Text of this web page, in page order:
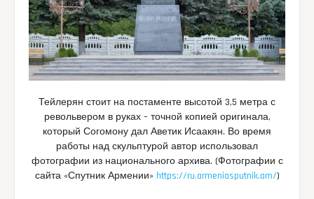
Тейлерян стоит на постаменте высотой 3,5 метра с
револьвером в руках – точной копией оригинала,
который Согомону дал Аветик Исаакян. Во время
работы над скульптурой автор использовал
фотографии из национального архива. (Фотографии с
сайта «Спутник Армении» https://ru.armeniasputnik.am/)